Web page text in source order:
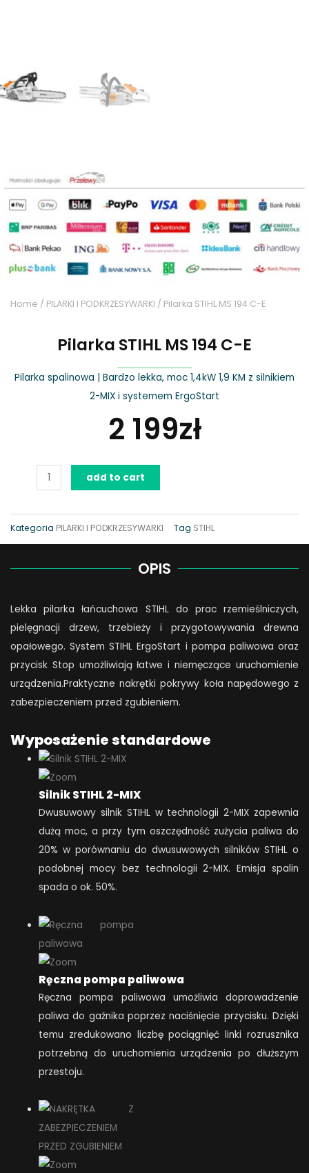
Home / PILARKI I PODKRZESYWARKI / Pilarka STIHL MS 194 C-E
Pilarka STIHL MS 194 C-E
Pilarka spalinowa | Bardzo lekka, moc 1,4kW 1,9 KM z silnikiem
2-MIX i systemem ErgoStart
2 199zł
Pilarka
194
add to cart
Kategoria PILARKI I PODKRZESYWARKI Tag STIHL
OPIS
Lekka pilarka łańcuchowa STIHL do prac rzemieślniczych,
pielęgnacji drzew, trzebieży i przygotowywania drewna
opałowego. System STIHL ErgoStart i pompa paliwowa oraz
przycisk Stop umożliwiają łatwe i niemęczące uruchomienie
urządzenia.Praktyczne nakrętki pokrywy koła napędowego z
zabezpieczeniem przed zgubieniem.
Wyposażenie standardowe
Silnik STIHL 2-MIX
Dwusuwowy silnik STIHL w technologii 2-MIX zapewnia
dużą moc, a przy tym oszczędność zużycia paliwa do
20% w porównaniu do dwusuwowych silników STIHL o
podobnej mocy bez technologii 2-MIX. Emisja spalin
spada o ok. 50%.
Ręczna pompa paliwowa
Ręczna pompa paliwowa umożliwia doprowadzenie
paliwa do gaźnika poprzez naciśnięcie przycisku. Dzięki
temu zredukowano liczbę pociągnięć linki rozrusznika
potrzebną do uruchomienia urządzenia po dłuższym
przestoju.